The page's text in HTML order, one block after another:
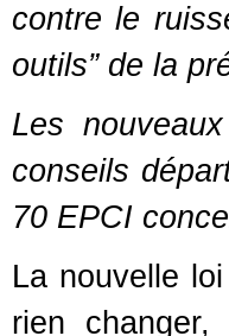
contre le
outils” de la
Les
conseils
70 EPCI
La nouvelle
rien